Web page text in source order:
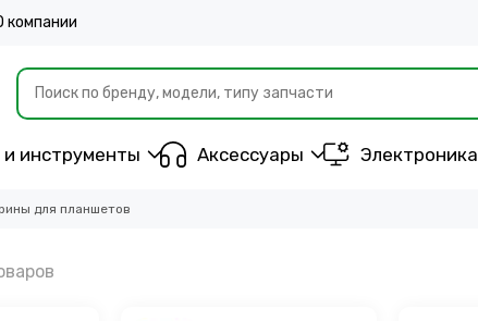
компании
инструменты Аксессуары Электроника
для планшетов